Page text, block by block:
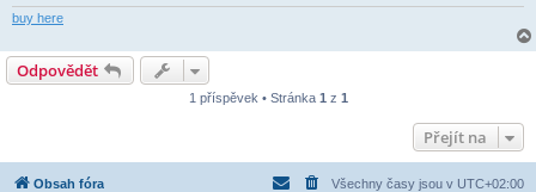
buy here
Odpovědět
1 příspěvek • Stránka 1 z 1
Přejít na
Obsah fóra Všechny časy jsou v UTC+02:00